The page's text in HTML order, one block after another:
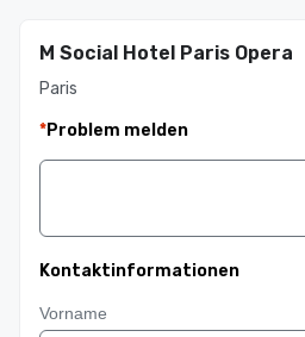
M Social Hotel Paris Opera
Paris
*Problem melden
Kontaktinformationen
Vorname